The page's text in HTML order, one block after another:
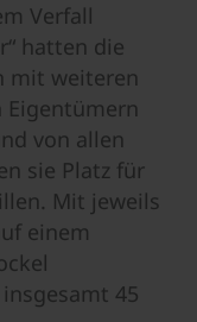
Verfall
hatten die
mit weiteren
Eigentümern
von allen
sie Platz für
Mit jeweils
einem
45